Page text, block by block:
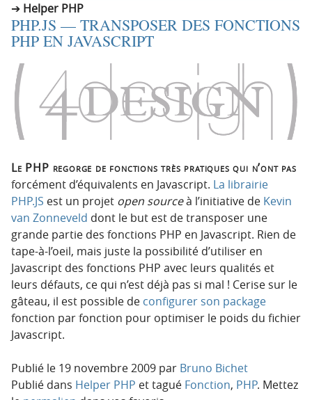
a
t
i
n
r
c
i
p
a
l
e
a
u
c
n
e
n
Helper PHP
PHP.JS — TRANSPOSER DES FONCTIONS
PHP EN JAVASCRIPT
Le PHP regorge de fonctions très pratiques qui n’ont pas
forcément d’équivalents en Javascript. La librairie
PHP.JS est un projet open sourceà l’initiative de Kevin
van Zonneveld dont le but est de transposer une
grande partie des fonctions PHP en Javascript. Rien de
tape-à-l’oeil, mais juste la possibilité d’utiliser en
Javascript des fonctions PHP avec leurs qualités et
leurs défauts, ce qui n’est déjà pas si mal ! Cerise sur le
gâteau, il est possible de configurer son package
fonction par fonction pour optimiser le poids du fichier
Javascript.
Publié le 19 novembre 2009 par Bruno Bichet
Publié dans Helper PHP et tagué Fonction, PHP. Mettez